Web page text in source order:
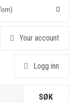
Your account
Logg inn
SØK